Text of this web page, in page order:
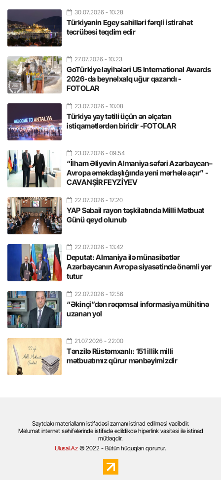
30.07.2026 - 10:28
Türkiyənin Egey sahilləri fərqli istirahət
təcrübəsi təqdim edir
27.07.2026 - 10:23
GoTürkiye layihələri US International Awards
2026-da beynəlxalq uğur qazandı -
FOTOLAR
23.07.2026 - 10:08
Türkiyə yay tətili üçün ən əlçatan
istiqamətlərdən biridir -FOTOLAR
23.07.2026 - 09:54
“İlham Əliyevin Almaniya səfəri Azərbaycan–
Avropa əməkdaşlığında yeni mərhələ açır” -
CAVANŞİR FEYZİYEV
22.07.2026 - 17:20
YAP Səbail rayon təşkilatında Milli Mətbuat
Günü qeyd olunub
22.07.2026 - 13:42
Deputat: Almaniya ilə münasibətlər
Azərbaycanın Avropa siyasətində önəmli yer
tutur
22.07.2026 - 12:56
“Əkinçi”dən rəqəmsal informasiya mühitinə
uzanan yol
21.07.2026 - 22:00
Tənzilə Rüstəmxanlı: 151 illik milli
mətbuatımız qürur mənbəyimizdir
Saytdakı materialların istifadəsi zamanı istinad edilməsi vacibdir.
Məlumat internet səhifələrində istifadə edildikdə hiperlink vasitəsi ilə istinad
mütləqdir.
Ulusal.Az © 2022 - Bütün hüquqları qorunur.